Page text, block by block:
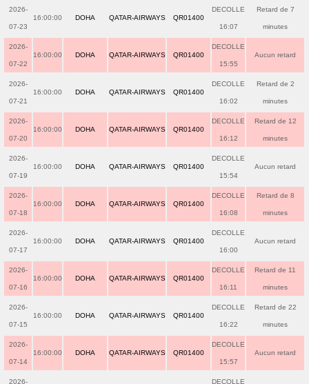
2026-
07-23
16:00:00 DOHA QATAR-AIRWAYS QR01400
DECOLLE
16:07
Retard de 7
minutes
2026-
07-22
16:00:00 DOHA QATAR-AIRWAYS QR01400
DECOLLE
15:55
Aucun retard
2026-
07-21
16:00:00 DOHA QATAR-AIRWAYS QR01400
DECOLLE
16:02
Retard de 2
minutes
2026-
07-20
16:00:00 DOHA QATAR-AIRWAYS QR01400
DECOLLE
16:12
Retard de 12
minutes
2026-
07-19
16:00:00 DOHA QATAR-AIRWAYS QR01400
DECOLLE
15:54
Aucun retard
2026-
07-18
16:00:00 DOHA QATAR-AIRWAYS QR01400
DECOLLE
16:08
Retard de 8
minutes
2026-
07-17
16:00:00 DOHA QATAR-AIRWAYS QR01400
DECOLLE
16:00
Aucun retard
2026-
07-16
16:00:00 DOHA QATAR-AIRWAYS QR01400
DECOLLE
16:11
Retard de 11
minutes
2026-
07-15
16:00:00 DOHA QATAR-AIRWAYS QR01400
DECOLLE
16:22
Retard de 22
minutes
2026-
07-14
16:00:00 DOHA QATAR-AIRWAYS QR01400
DECOLLE
15:57
Aucun retard
2026- DECOLLE